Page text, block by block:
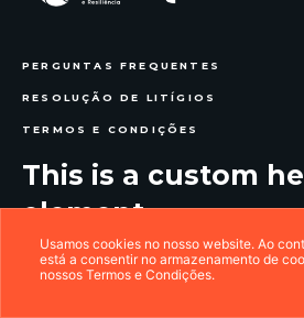
PERGUNTAS FREQUENTES
RESOLUÇÃO DE LITÍGIOS
TERMOS E CONDIÇÕES
This is a custom
element.
© ESCOLA DE MODA GUDI, 2020.
Usamos cookies no nosso website. Ao
está a consentir no armazenamento de
nossos Termos e Condições.